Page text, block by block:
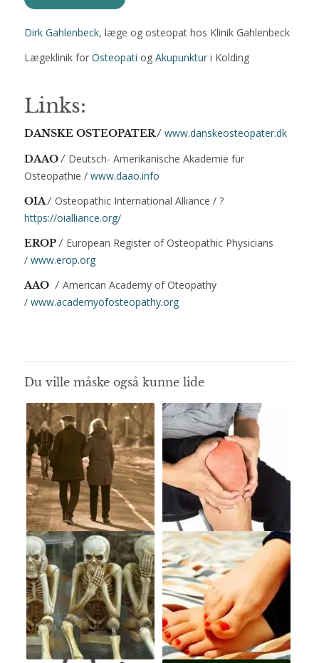
Dirk Gahlenbeck, læge og osteopat hos Klinik Gahlenbeck
Lægeklinik forOsteopati og Akupunkturi Kolding
Links:
DANSKE OSTEOPATER / www.danskeosteopater.dk
DAAO / Deutsch- Amerikanische Akademie für
Osteopathie / www.daao.info
OIA / Osteopathic International Alliance / ?
https://oialliance.org/
EROP / European Register of Osteopathic Physicians
/ www.erop.org
AAO / American Academy of Oteopathy
/ www.academyofosteopathy.org
Du ville måske også kunne lide